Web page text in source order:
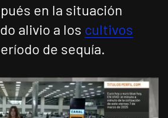
en la situación
alivio a los cultivos
de sequía.